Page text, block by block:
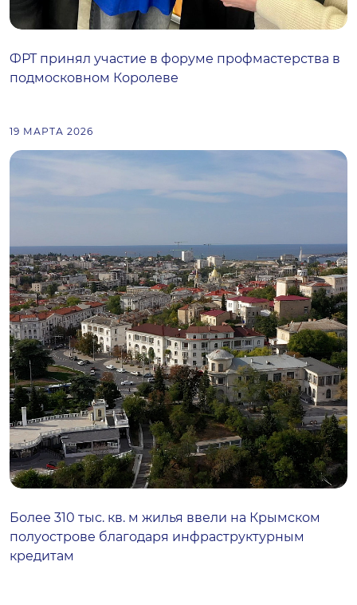
ФРТ принял участие в форуме профмастерства в
подмосковном Королеве
19 МАРТА 2026
Более 310 тыс. кв. м жилья ввели на Крымском
полуострове благодаря инфраструктурным
кредитам